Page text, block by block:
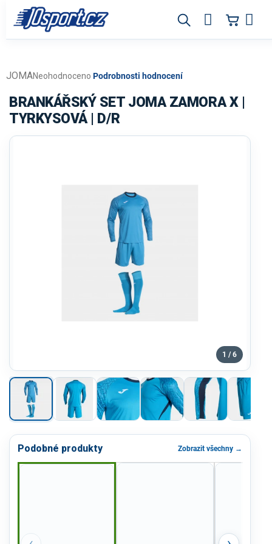
obsah
Průměrné
produktu
je
0,0
Neohodnoceno Podrobnosti hodnocení
JOMA
BRANKÁŘSKÝ SET JOMA ZAMORA X |
TYRKYSOVÁ | D/R
1 / 6
Podobné produkty Zobrazit všechny →